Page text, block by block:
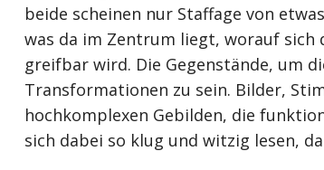
beide scheinen nur Staffage von
was da im Zentrum liegt, worauf sich
greifbar wird. Die Gegenstände, um
Transformationen zu sein. Bilder,
hochkomplexen Gebilden, die
sich dabei so klug und witzig lesen,